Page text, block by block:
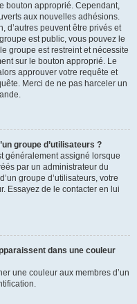
bouton approprié. Cependant,
aux nouvelles adhésions.
d’autres peuvent être privés et
est public, vous pouvez le
groupe est restreint et nécessite
sur le bouton approprié. Le
approuver votre requête et
Merci de ne pas harceler un
groupe d’utilisateurs ?
généralement assigné lorsque
par un administrateur du
groupe d’utilisateurs, votre
Essayez de le contacter en lui
dans une couleur
une couleur aux membres d’un